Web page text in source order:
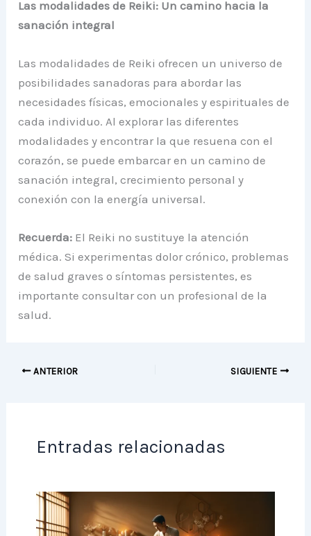
Las modalidades de Reiki: Un camino hacia la
sanación integral
Las modalidades de Reiki ofrecen un universo de
posibilidades sanadoras para abordar las
necesidades físicas, emocionales y espirituales de
cada individuo. Al explorar las diferentes
modalidades y encontrar la que resuena con el
corazón, se puede embarcar en un camino de
sanación integral, crecimiento personal y
conexión con la energía universal.
Recuerda: El Reiki no sustituye la atención
médica. Si experimentas dolor crónico, problemas
de salud graves o síntomas persistentes, es
importante consultar con un profesional de la
salud.
ANTERIOR SIGUIENTE
Entradas relacionadas